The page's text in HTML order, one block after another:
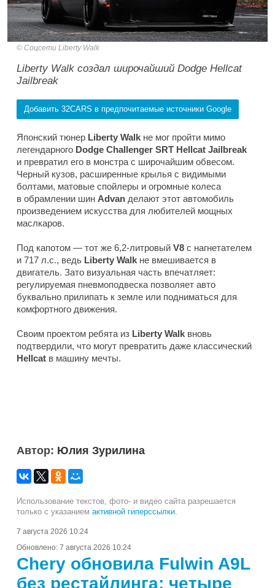
Соцсети Liberty Walk
Liberty Walk создал широчайший Dodge Hellcat
Jailbreak
Добавить 32CARS в предпочитаемые источники Google
Японский тюнер Liberty Walk не мог пройти мимо
легендарного Dodge Challenger SRT Hellcat Jailbreak
и превратил его в монстра с широчайшим обвесом.
Черный кузов, расширенные крылья с видимыми
болтами, матовые спойлеры и огромные колеса
в обрамлении шин Advan делают этот автомобиль
произведением искусства для любителей мощных
маслкаров.
Под капотом — тот же 6,2-литровый V8 с нагнетателем
и 717 л.с., ведь Liberty Walk не вмешивается в
двигатель. Зато визуальная часть впечатляет:
регулируемая пневмоподвеска позволяет авто
буквально прилипать к земле или подниматься для
комфортного движения.
Своим проектом ребята из Liberty Walk вновь
подтвердили, что могут превратить даже классический
Hellcat в машину мечты.
Автор: Юлия Зурилина
Использование текстов, фото- и видео сайта разрешается
только с указанием активной гиперссылки.
7 августа 2026 10:24
Обновлено: 7 августа 2026 10:24
Chery обновила Fulwin A9L
без рестайлинга: четыре